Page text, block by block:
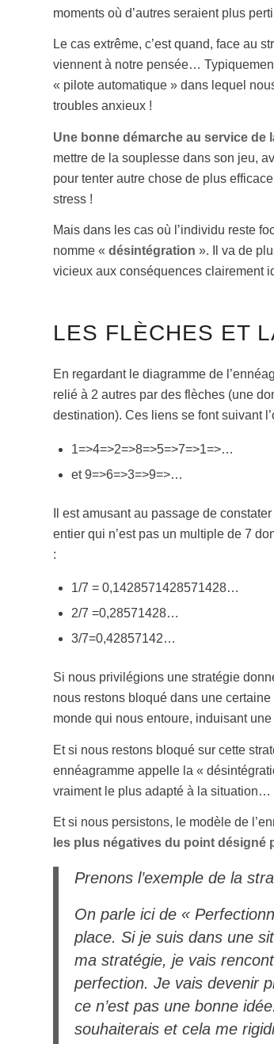
moments où d’autres seraient plus
Le cas extrême, c’est quand, face au
viennent à notre pensée…
« pilote automatique » dans lequel
troubles anxieux !
Une bonne démarche au service
mettre de la souplesse dans son jeu,
pour tenter autre chose de plus
stress !
Mais dans les cas où l’individu reste
nomme « désintégration ». Il va de
vicieux aux conséquences clairement
LES FLÈCHES ET
En regardant le diagramme de
relié à 2 autres par des flèches (une
destination). Ces liens se font suivant
1=>4=>2=>8=>5=>7=>1=>…
et 9=>6=>3=>9=>…
Il est amusant au passage de
entier qui n’est pas un multiple de 7
:
1/7 = 0,1428571428571428…
2/7 =0,28571428…
3/7=0,42857142…
Si nous privilégions une stratégie
nous restons bloqué dans une
monde qui nous entoure, induisant
Et si nous restons bloqué sur cette
ennéagramme appelle la «
vraiment le plus adapté à la situation…
Et si nous persistons, le modèle de
les plus négatives du point désigné
Prenons l’exemple de la
On parle ici de «
place. Si je suis dans une
ma stratégie, je vais
perfection. Je vais devenir
ce n’est pas une bonne
souhaiterais et cela me